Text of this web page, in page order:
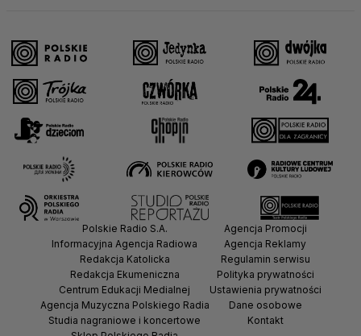
Polskie Radio S.A.
Informacyjna Agencja Radiowa
Redakcja Katolicka
Redakcja Ekumeniczna
Centrum Edukacji Medialnej
Agencja Muzyczna Polskiego Radia
Studia nagraniowe i koncertowe
Agencja Promocji
Agencja Reklamy
Regulamin serwisu
Polityka prywatności
Ustawienia prywatności
Dane osobowe
Kontakt